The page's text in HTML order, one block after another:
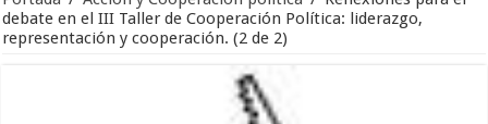
debate en el III Taller de Cooperación Política: liderazgo,
representación y cooperación. (2 de 2)